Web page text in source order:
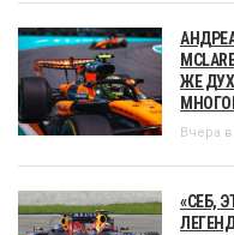
ЖЕ
Вчера в
«СЕБ,